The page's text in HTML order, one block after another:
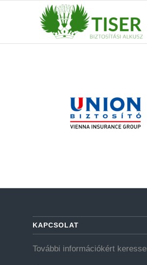
KAPCSOLAT
További információkért